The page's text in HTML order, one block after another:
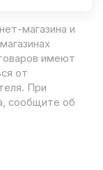
магазина и
имеют
от
При
сообщите об